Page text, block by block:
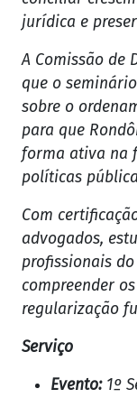
jurídica e
A Comissão de
que o
sobre o
para que
forma ativa na
políticas
Com
advogados,
profissionais
compreender
regularização
Serviço
Evento:1º